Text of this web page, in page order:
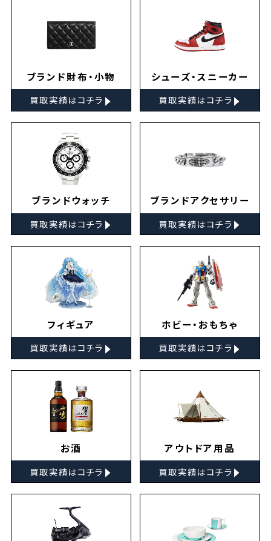
ブランド財布・小物
買取実績はコチラ ▸
シューズ・スニーカー
買取実績はコチラ ▸
ブランドウォッチ
買取実績はコチラ ▸
ブランドアクセサリー
買取実績はコチラ ▸
フィギュア
買取実績はコチラ ▸
ホビー・おもちゃ
買取実績はコチラ ▸
お酒
買取実績はコチラ ▸
アウトドア用品
買取実績はコチラ ▸